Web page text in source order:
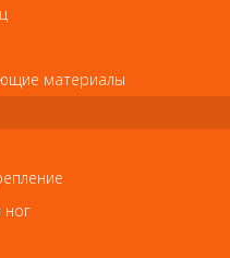
материалы
ног